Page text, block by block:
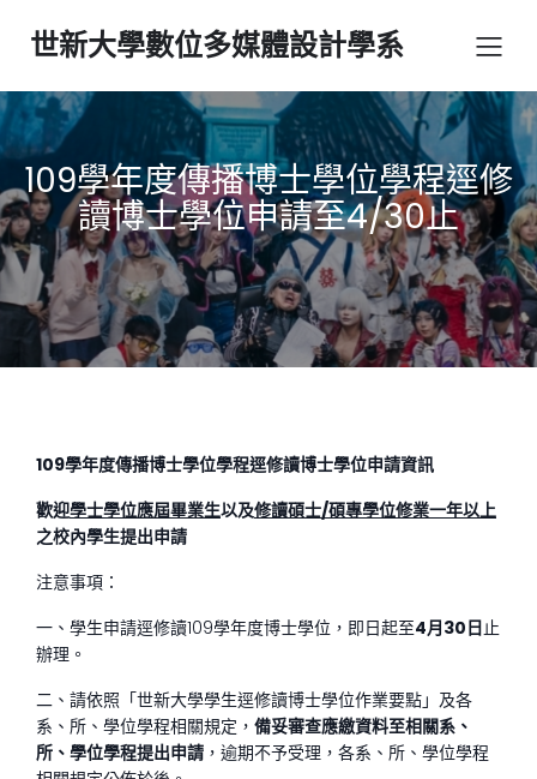
世新大學數位多媒體設計學系
109學年度傳播博士學位學程逕修
讀博士學位申請至4/30止
109學年度傳播博士學位學程逕修讀博士學位申請資訊
歡迎學士學位應屆畢業生以及修讀碩士/碩專學位修業一年以上
之校內學生提出申請
注意事項：
一、學生申請逕修讀109學年度博士學位，即日起至4月30日止
辦理。
二、請依照「世新大學學生逕修讀博士學位作業要點」及各
系、所、學位學程相關規定， 備妥審查應繳資料至相關系、
所、學位學程提出申請 ，逾期不予受理，各系、所、學位學程